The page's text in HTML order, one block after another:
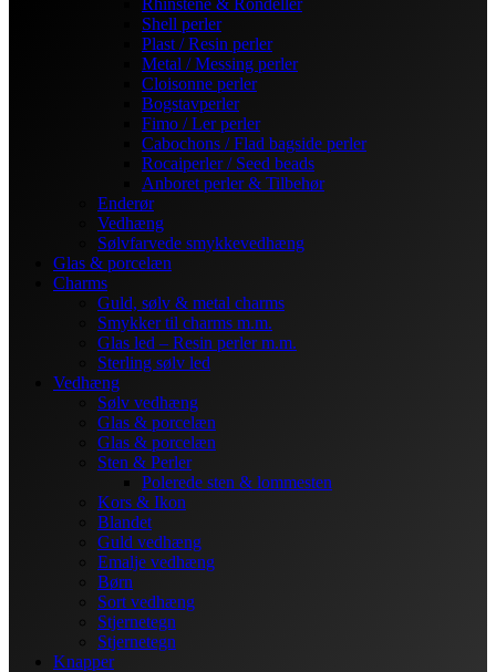
Rhinstene & Rondeller
Shell perler
Plast / Resin perler
Metal / Messing perler
Cloisonne perler
Bogstavperler
Fimo / Ler perler
Cabochons / Flad bagside perler
Rocaiperler / Seed beads
Anboret perler & Tilbehør
Enderør
Vedhæng
Sølvfarvede smykkevedhæng
Glas & porcelæn
Charms
Guld, sølv & metal charms
Smykker til charms m.m.
Glas led – Resin perler m.m.
Sterling sølv led
Vedhæng
Sølv vedhæng
Glas & porcelæn
Glas & porcelæn
Sten & Perler
Polerede sten & lommesten
Kors & Ikon
Blandet
Guld vedhæng
Emalje vedhæng
Børn
Sort vedhæng
Stjernetegn
Stjernetegn
Knapper